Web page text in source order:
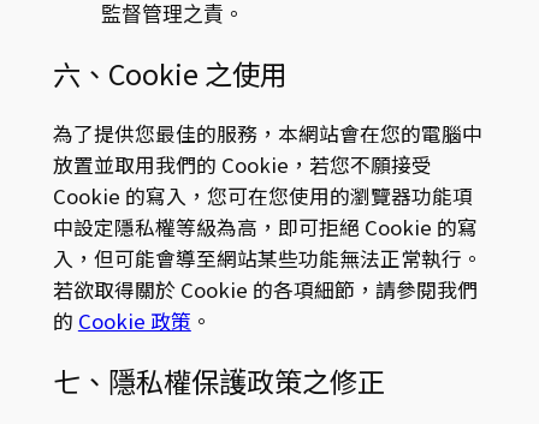
監督管理之責。
六、Cookie 之使用
為了提供您最佳的服務，本網站會在您的電腦中
放置並取用我們的 Cookie，若您不願接受
Cookie 的寫入，您可在您使用的瀏覽器功能項
中設定隱私權等級為高，即可拒絕 Cookie 的寫
入，但可能會導至網站某些功能無法正常執行。
若欲取得關於 Cookie 的各項細節，請參閱我們
的 Cookie 政策 。
七、隱私權保護政策之修正